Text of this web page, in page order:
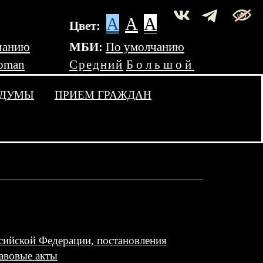
Цвет: A A A
МБИ: По умолчанию
Средний Большой
ДУМЫ ПРИЕМ ГРАЖДАН
Федерации, постановления
акты